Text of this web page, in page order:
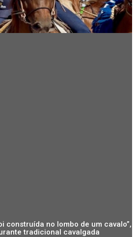
construída no lombo de um cavalo”,
tradicional cavalgada